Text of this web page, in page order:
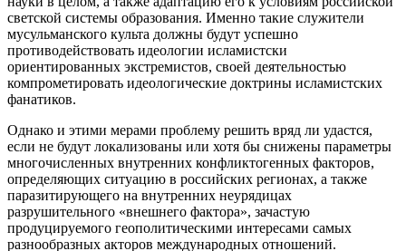
светской системы образования. Именно такие служители
мусульманского культа должны будут успешно
противодействовать идеологии исламистски
ориентированных экстремистов, своей деятельностью
компрометировать идеологические доктрины исламистских
фанатиков.
Однако и этими мерами проблему решить вряд ли удастся,
если не будут локализованы или хотя бы снижены параметры
многочисленных внутренних конфликтогенных факторов,
определяющих ситуацию в российских регионах, а также
паразитирующего на внутренних неурядицах
разрушительного «внешнего фактора», зачастую
продуцируемого геополитическими интересами самых
разнообразных акторов международных отношений.